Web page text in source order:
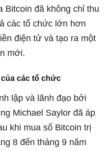
Bitcoin đã không chỉ thu
các tổ chức lớn hơn
điện tử và tạo ra một
mới.
các tổ chức
lập và lãnh đạo bởi
Michael Saylor đã áp
khi mua số Bitcoin trị
8 đến tháng 9 năm